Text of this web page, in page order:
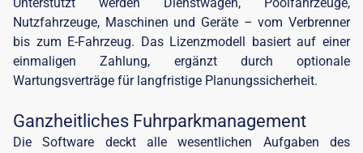
Nutzfahrzeuge, Maschinen und Geräte – vom Verbrenner
bis zum E-Fahrzeug. Das Lizenzmodell basiert auf einer
einmaligen Zahlung, ergänzt durch optionale
Wartungsverträge für langfristige Planungssicherheit.
Ganzheitliches Fuhrparkmanagement
Die Software deckt alle wesentlichen Aufgaben des